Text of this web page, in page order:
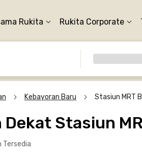
Rukita Rukita Corporate
Kebayoran Baru Stasiun MRT
Stasiun
Tersedia